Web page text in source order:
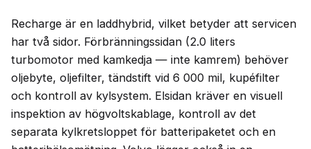
Recharge är en laddhybrid, vilket betyder att servicen
har två sidor. Förbränningssidan (2.0 liters
turbomotor med kamkedja — inte kamrem) behöver
oljebyte, oljefilter, tändstift vid 6 000 mil, kupéfilter
och kontroll av kylsystem. Elsidan kräver en visuell
inspektion av högvoltskablage, kontroll av det
separata kylkretsloppet för batteripaketet och en